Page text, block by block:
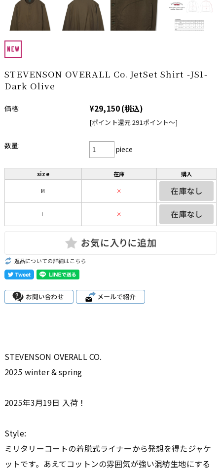
STEVENSON OVERALL Co. JetSet Shirt -JS1-
Dark Olive
価格: ¥29,150(税込)
[ポイント還元 291ポイント〜]
数量: piece
size 在庫 購入
M ×
L ×
返品についての詳細はこちら
STEVENSON OVERALL CO.
2025 winter & spring
2025年3月19日 入荷！
Style:
ミリタリーコートの着脱式ライナーから発想を得たジャケ
ットです。あえてコットンの雰囲気が強い混紡生地にする